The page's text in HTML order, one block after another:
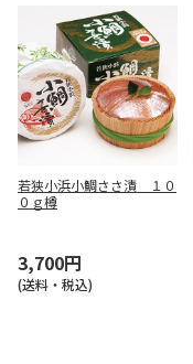
若狭小浜小鯛ささ漬 １０
０ｇ樽
3,700円
(送料・税込)